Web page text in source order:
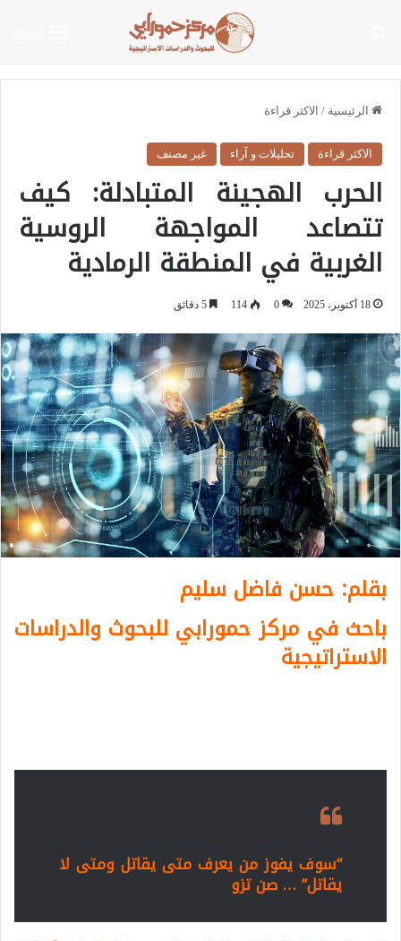
الرئيسية / الاكثر قراءة
الاكثر قراءة تحليلات و آراء غير مصنف
الحرب الهجينة المتبادلة: كيف
تتصاعد المواجهة الروسية
الغربية في المنطقة الرمادية
18 أكتوبر، 2025 0
114
بقلم: حسن فاضل سليم
باحث في مركز حمورابي للبحوث والدراسات
الاستراتيجية
“سوف يفوز من يعرف متى يقاتل ومتى لا
يقاتل” … صن تزو